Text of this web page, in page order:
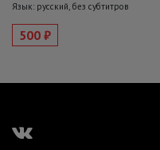
Язык: русский, без субтитров
500 ₽